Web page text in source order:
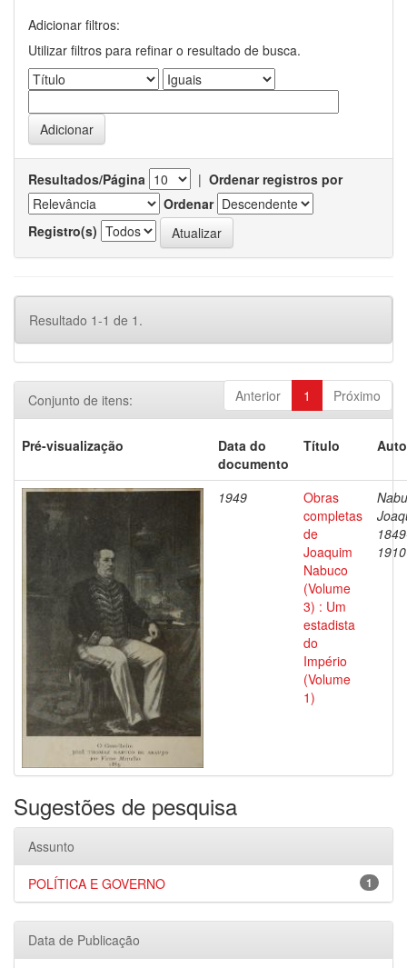
Adicionar filtros:
Utilizar filtros para refinar o resultado de busca.
Resultados/Página | Ordenar registros por
Ordenar
Registro(s)
Resultado 1-1 de 1.
Anterior 1 Próximo
Conjunto de itens:
Pré-visualização
Data do
documento
Título
1949
Obras
completas
de
Joaquim
Nabuco
(Volume
3) : Um
estadista
do
Império
(Volume
1)
1910
Sugestões de pesquisa
Assunto
1
POLÍTICA E GOVERNO
Data de Publicação